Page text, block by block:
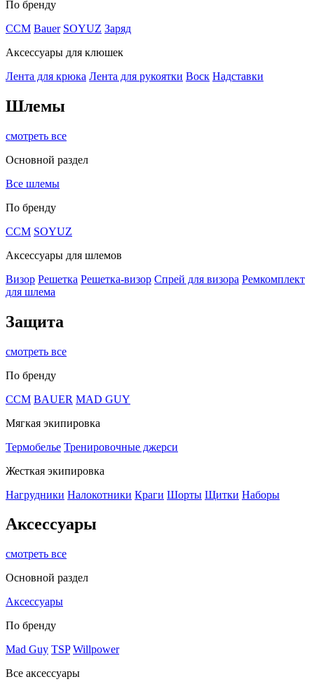
По бренду
CCM Bauer SOYUZ Заряд
Аксессуары для клюшек
Лента для крюка Лента для рукоятки Воск Надставки
Шлемы
смотреть все
Основной раздел
Все шлемы
По бренду
CCM SOYUZ
Аксессуары для шлемов
Визор Решетка Решетка-визор Спрей для визора Ремкомплект
для шлема
Защита
смотреть все
По бренду
CCM BAUER MAD GUY
Мягкая экипировка
Термобелье Тренировочные джерси
Жесткая экипировка
Нагрудники Налокотники Краги Шорты Щитки Наборы
Аксессуары
смотреть все
Основной раздел
Аксессуары
По бренду
Mad Guy TSP Willpower
Все аксессуары